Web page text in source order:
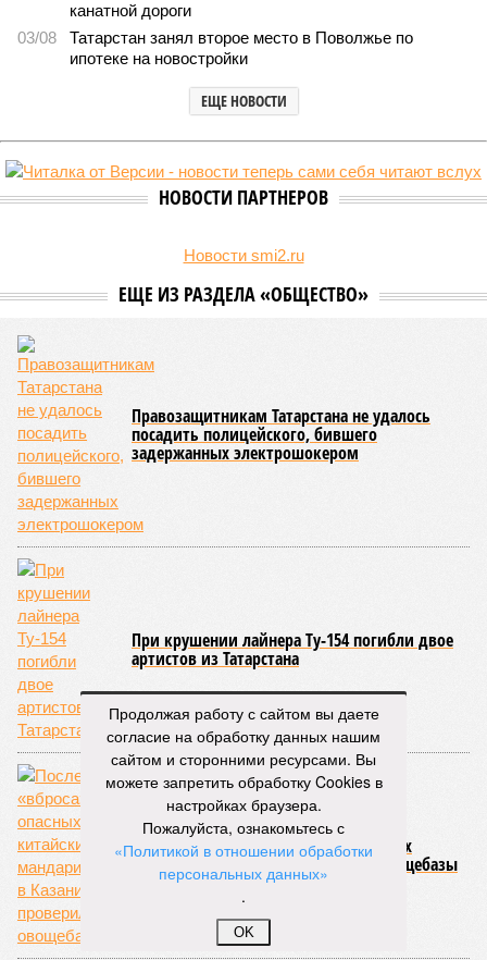
канатной дороги
03/08
Татарстан занял второе место в Поволжье по
ипотеке на новостройки
ЕЩЕ НОВОСТИ
НОВОСТИ ПАРТНЕРОВ
Новости smi2.ru
ЕЩЕ ИЗ РАЗДЕЛА «ОБЩЕСТВО»
Правозащитникам Татарстана не удалось
посадить полицейского, бившего
задержанных электрошокером
При крушении лайнера Ту-154 погибли двое
артистов из Татарстана
После «вброса» об опасных китайских
мандаринах в Казани проверили овощебазы
Продолжая работу с сайтом вы даете
согласие на обработку данных нашим
сайтом и сторонними ресурсами. Вы
можете запретить обработку Cookies в
настройках браузера.
Пожалуйста, ознакомьтесь с
«Политикой в отношении обработки
персональных данных»
.
OK